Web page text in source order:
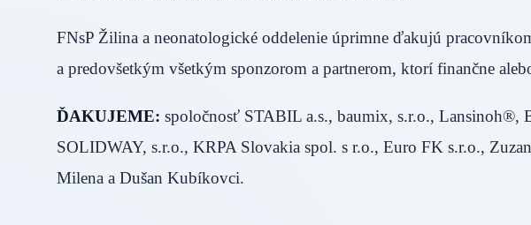
FNsP Žilina a neonatologické oddelenie úprimne ďakujú
a predovšetkým všetkým sponzorom a partnerom, ktorí finančne
ĎAKUJEME: spoločnosť STABIL a.s., baumix, s.r.o., Lansinoh®,
SOLIDWAY, s.r.o., KRPA Slovakia spol. s r.o., Euro FK s.r.o.,
Milena a Dušan Kubíkovci.